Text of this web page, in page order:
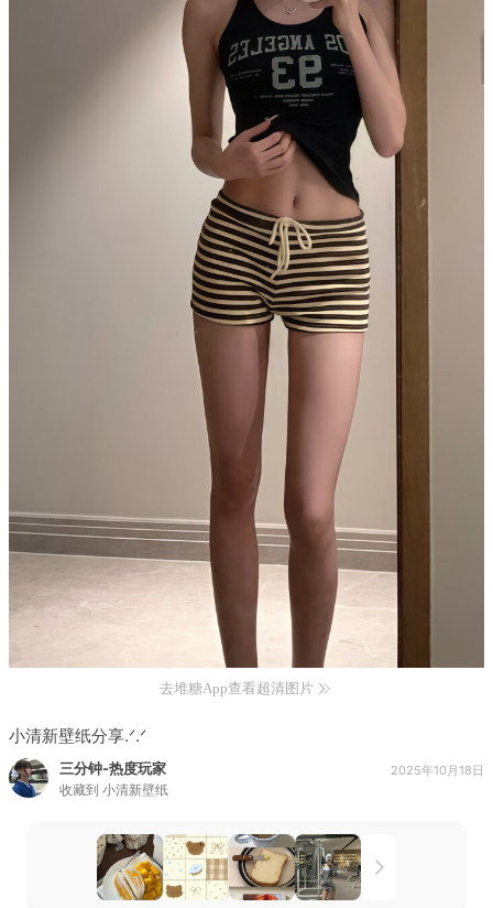
去堆糖App查看超清图片
小清新壁纸分享.ᐟ.ᐟ
三分钟-热度玩家
收藏到 小清新壁纸
2025年10月18日